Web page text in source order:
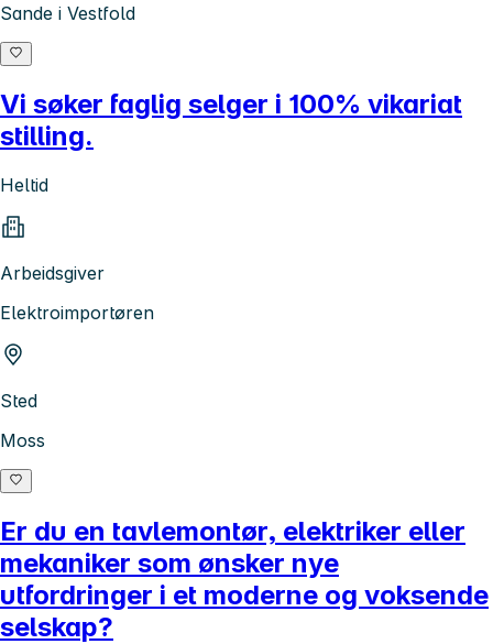
Sande i Vestfold
Vi søker faglig selger i 100% vikariat
stilling.
Heltid
Arbeidsgiver
Elektroimportøren
Sted
Moss
Er du en tavlemontør, elektriker eller
mekaniker som ønsker nye
utfordringer i et moderne og voksende
selskap?